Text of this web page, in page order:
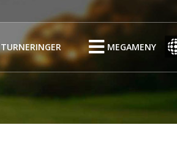
TURNERINGER MEGAMENY